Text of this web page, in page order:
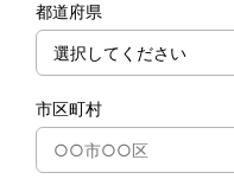
都道府県
市区町村